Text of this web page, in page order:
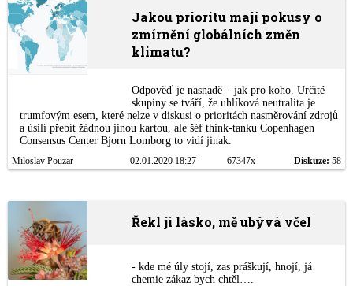
Jakou prioritu mají pokusy o
zmírnění globálních změn
klimatu?
Odpověď je nasnadě – jak pro koho. Určité
skupiny se tváří, že uhlíková neutralita je
trumfovým esem, které nelze v diskusi o prioritách nasměrování zdrojů
a úsilí přebít žádnou jinou kartou, ale šéf think-tanku Copenhagen
Consensus Center Bjorn Lomborg to vidí jinak.
Miloslav Pouzar 02.01.2020 18:27 67347x Diskuze: 58
Řekl jí lásko, mě ubývá včel
- kde mé úly stojí, zas práškují, hnojí, já
chemie zákaz bych chtěl….